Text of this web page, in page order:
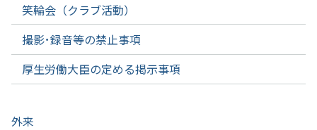
笑輪会（クラブ活動）
撮影･録音等の禁止事項
厚生労働大臣の定める掲示事項
外来